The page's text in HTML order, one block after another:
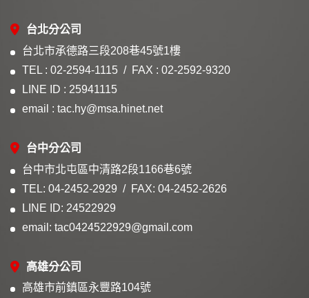
台北分公司
台北市承德路三段208巷45號1樓
TEL : 02-2594-1115
FAX : 02-2592-9320
LINE ID : 25941115
email : tac.hy@msa.hinet.net
台中分公司
台中市北屯區中清路2段1166巷6號
TEL: 04-2452-2929
FAX: 04-2452-2626
LINE ID: 24522929
email: tac0424522929@gmail.com
高雄分公司
高雄市前鎮區永豐路104號